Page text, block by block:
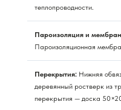
теплопроводности.
Пароизоляция и
Пароизоляционная
Перекрытия: Нижняя
деревянный ростверк из
перекрытия — доска